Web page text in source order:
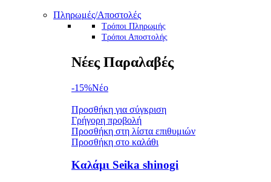
Πληρωμές/Αποστολές
Τρόποι Πληρωμής
Τρόποι Αποστολής
Νέες Παραλαβές
-15%Νέο
Προσθήκη για σύγκριση
Γρήγορη προβολή
Προσθήκη στη λίστα επιθυμιών
Προσθήκη στο καλάθι
Καλάμι Seika shinogi